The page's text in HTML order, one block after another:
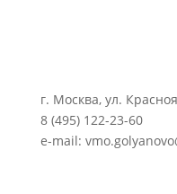
г. Москва, ул.
8 (495) 122-23-60
e-mail: